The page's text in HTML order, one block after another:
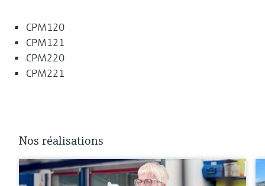
CPM120
CPM121
CPM220
CPM221
Nos réalisations